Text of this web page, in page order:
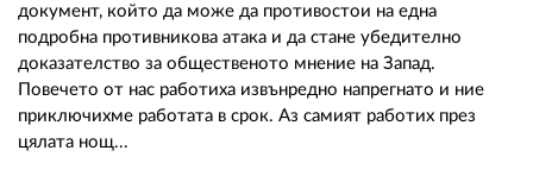
документ, който да може да противостои на една
подробна противникова атака и да стане убедително
доказателство за общественото мнение на Запад.
Повечето от нас работиха извънредно напрегнато и ние
приключихме работата в срок. Аз самият работих през
цялата нощ...